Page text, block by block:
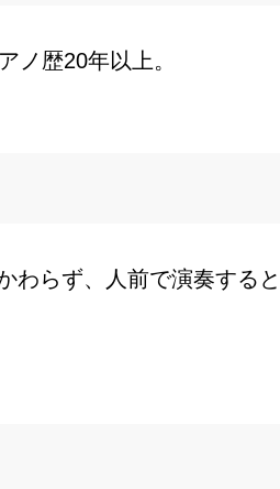
ノ歴20年以上。
わらず、人前で演奏する